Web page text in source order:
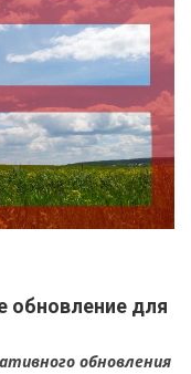
обновление для
обновления